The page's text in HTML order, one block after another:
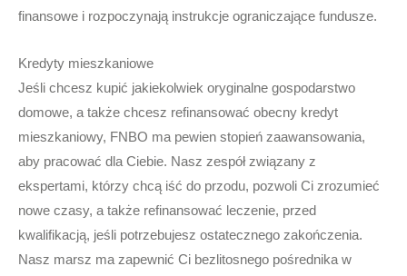
finansowe i rozpoczynają instrukcje ograniczające fundusze.
Kredyty mieszkaniowe
Jeśli chcesz kupić jakiekolwiek oryginalne gospodarstwo
domowe, a także chcesz refinansować obecny kredyt
mieszkaniowy, FNBO ma pewien stopień zaawansowania,
aby pracować dla Ciebie. Nasz zespół związany z
ekspertami, którzy chcą iść do przodu, pozwoli Ci zrozumieć
nowe czasy, a także refinansować leczenie, przed
kwalifikacją, jeśli potrzebujesz ostatecznego zakończenia.
Nasz marsz ma zapewnić Ci bezlitosnego pośrednika w